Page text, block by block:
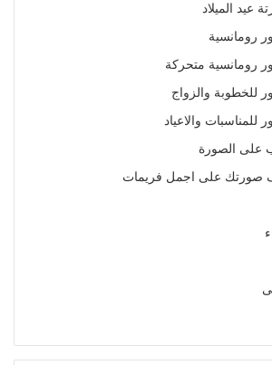
عيد الميلاد
رومانسية
رومانسية متحركة
والزواج
والاعياد
على الصورة
صورتك على اجمل فريمات